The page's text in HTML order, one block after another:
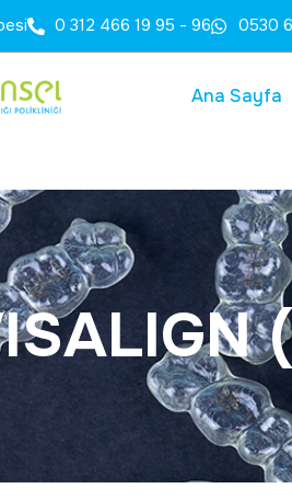
0 312 466 19 95 - 96 0530
Ana Sayfa
ISALIGN (